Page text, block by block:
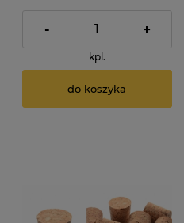
- +
kpl.
do koszyka